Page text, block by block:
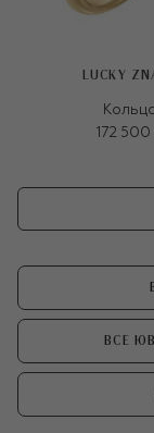
LUCKY
172 500
ВСЕ